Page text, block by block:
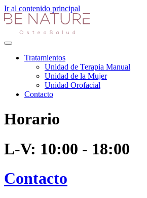
Ir al contenido principal
Tratamientos
Unidad de Terapia Manual
Unidad de la Mujer
Unidad Orofacial
Contacto
Horario
L-V: 10:00 - 18:00
Contacto